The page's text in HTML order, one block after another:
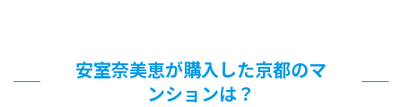
安室奈美恵が購入した京都のマ
ンションは？